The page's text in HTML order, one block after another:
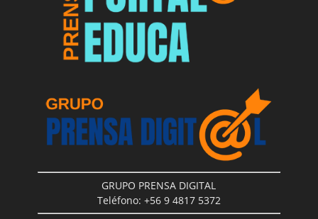
GRUPO PRENSA DIGITAL
Teléfono: +56 9 4817 5372